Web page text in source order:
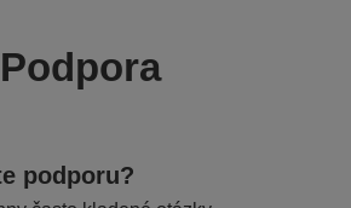
Podpora
podporu?